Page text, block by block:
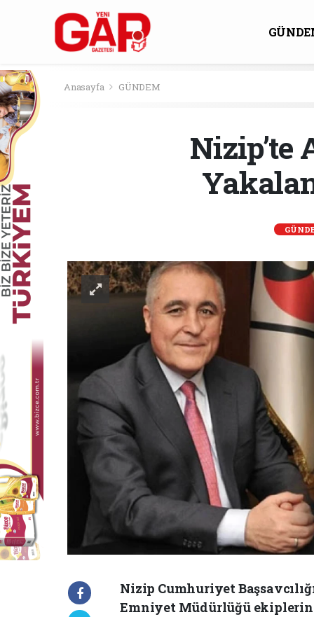
Anasayfa GÜNDEM
Nizip’te
Nizip Cumhuriyet
Emniyet Müdürlüğü